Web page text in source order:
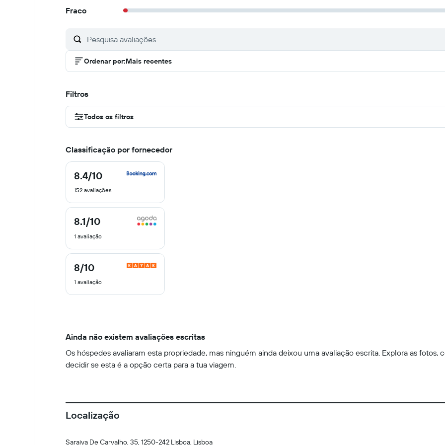
Fraco
Ordenar por:Mais recentes
Filtros
Todos os filtros
Classificação por fornecedor
8.4/10
8.4
10
152 avaliações
8.1/10
8.1
10
1 avaliação
8/10
8
de
10
1 avaliação
Ainda não existem avaliações escritas
Os hóspedes avaliaram esta propriedade, mas ninguém ainda deixou uma avaliação escrita. Explora as fotos,
decidir se esta é a opção certa para a tua viagem.
Localização
Saraiva De Carvalho, 35, 1250-242 Lisboa, Lisboa